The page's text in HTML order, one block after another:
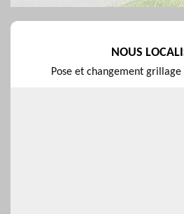
NOUS
Pose et changement